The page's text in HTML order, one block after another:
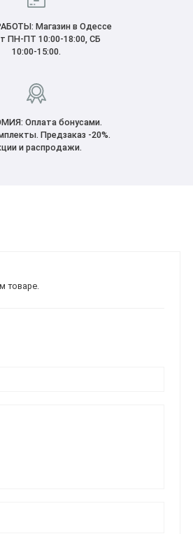
Магазин в Одессе
ПН-ПТ 10:00-18:00, CБ
10:00-15:00.
Оплата бонусами.
Предзаказ -20%.
и распродажи.
товаре.